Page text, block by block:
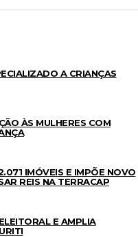
A CRIANÇAS
ÀS MULHERES COM
IMÓVEIS E IMPÕE NOVO
REIS NA TERRACAP
E AMPLIA